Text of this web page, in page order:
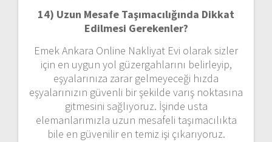
14) Uzun Mesafe Taşımacılığında Dikkat
Edilmesi Gerekenler?
Emek Ankara Online Nakliyat Evi olarak sizler
için en uygun yol güzergahlarını belirleyip,
eşyalarınıza zarar gelmeyeceği hızda
eşyalarınızın güvenli bir şekilde varış noktasına
gitmesini sağlıyoruz. İşinde usta
elemanlarımızla uzun mesafeli taşımacılıkta
bile en güvenilir en temiz işi çıkarıyoruz.